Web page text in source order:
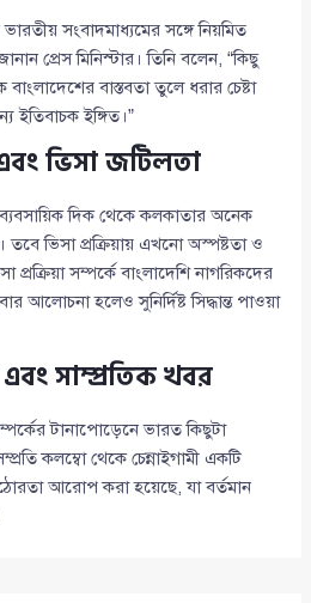
সংবাদমাধ্যমের সঙ্গে নিয়মিত
প্রেস মিনিস্টার। তিনি বলেন, “কিছু
বাস্তবতা তুলে ধরার চেষ্টা
ইতিবাচক ইঙ্গিত।”
ভিসা জটিলতা
দিক থেকে কলকাতার অনেক
তবে ভিসা প্রক্রিয়ায় এখনো অস্পষ্টতা ও
প্রক্রিয়া সম্পর্কে বাংলাদেশি নাগরিকদের
আলোচনা হলেও সুনির্দিষ্ট সিদ্ধান্ত পাওয়া
সাম্প্রতিক খবর
টানাপোড়েনে ভারত কিছুটা
কলম্বো থেকে চেন্নাইগামী একটি
আরোপ করা হয়েছে, যা বর্তমান